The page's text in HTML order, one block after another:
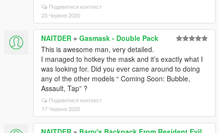
Подивитися контекст
23 Червня 2020
NAITDER » Gasmask - Double Pack
This is awesome man, very detailed.
I managed to hotkey the mask and it’s exactly what I
was looking for. Did you ever came around to doing
any of the other models “ Coming Soon: Bubble,
Assault, Tap” ?
Подивитися контекст
17 Червня 2020